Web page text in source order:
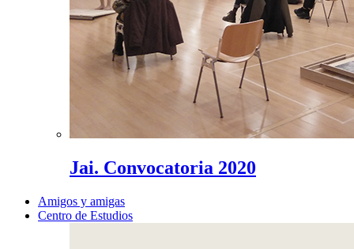
Jai. Convocatoria 2020
Amigos y amigas
Centro de Estudios